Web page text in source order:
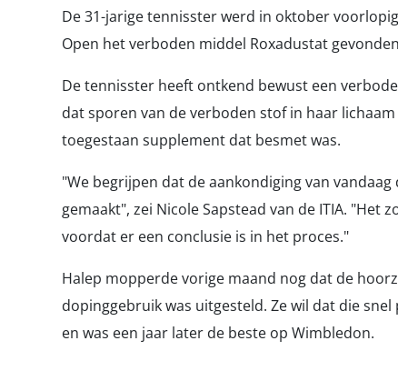
De 31-jarige tennisster werd in oktober
Open het verboden middel Roxadustat
De tennisster heeft ontkend bewust een
dat sporen van de verboden stof in haar
toegestaan supplement dat besmet was.
"We begrijpen dat de aankondiging van
gemaakt", zei Nicole Sapstead van de ITIA.
voordat er een conclusie is in het proces."
Halep mopperde vorige maand nog dat de
dopinggebruik was uitgesteld. Ze wil dat die
en was een jaar later de beste op Wimbledon.